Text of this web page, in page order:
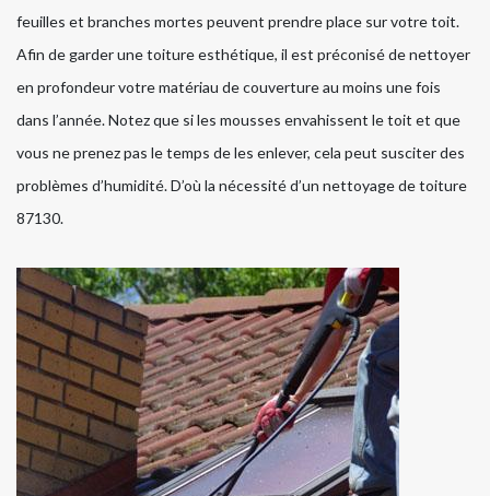
feuilles et branches mortes peuvent prendre place sur votre toit.
Afin de garder une toiture esthétique, il est préconisé de nettoyer
en profondeur votre matériau de couverture au moins une fois
dans l’année. Notez que si les mousses envahissent le toit et que
vous ne prenez pas le temps de les enlever, cela peut susciter des
problèmes d’humidité. D’où la nécessité d’un nettoyage de toiture
87130.